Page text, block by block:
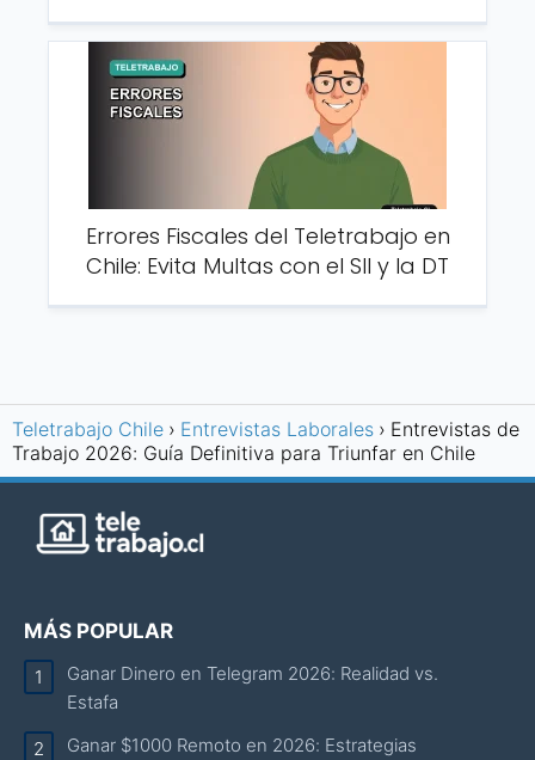
Errores Fiscales del Teletrabajo en
Chile: Evita Multas con el SII y la DT
Teletrabajo Chile Entrevistas Laborales
Entrevistas de
Trabajo 2026: Guía Definitiva para Triunfar en Chile
MÁS POPULAR
Ganar Dinero en Telegram 2026: Realidad vs.
Estafa
Ganar $1000 Remoto en 2026: Estrategias